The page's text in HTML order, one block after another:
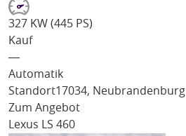
327 KW (445 PS)
Kauf
―
Automatik
Standort17034, Neubrandenburg
Zum Angebot
Lexus LS 460